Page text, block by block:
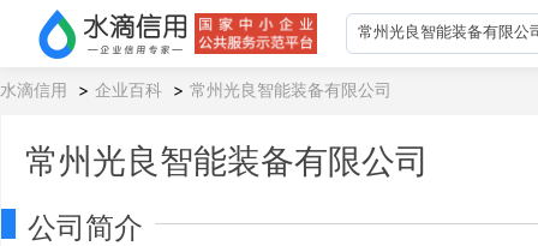
水滴信用 > 企业百科 > 常州光良智能装备有限公司
常州光良智能装备有限公司
公司简介